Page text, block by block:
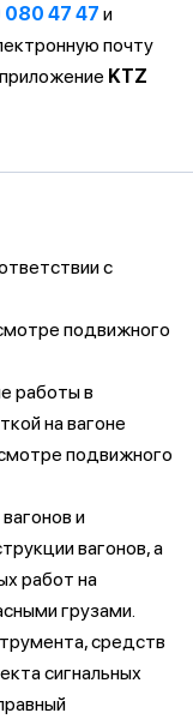
47 47 и
почту
KTZ
с
подвижного
работы в
на вагоне
подвижного
и
вагонов, а
работ на
грузами.
средств
сигнальных